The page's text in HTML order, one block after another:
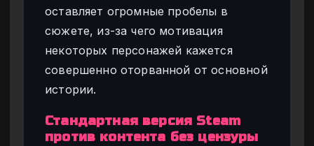
оставляет огромные пробелы в
сюжете, из-за чего мотивация
некоторых персонажей кажется
совершенно оторванной от основной
истории.
Стандартная версия Steam
против контента без цензуры